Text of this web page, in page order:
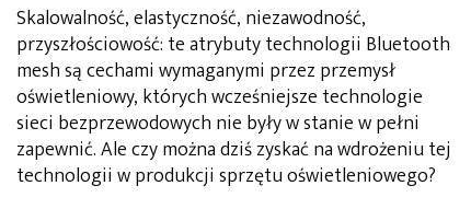
Skalowalność, elastyczność, niezawodność,
przyszłościowość: te atrybuty technologii Bluetooth
mesh są cechami wymaganymi przez przemysł
oświetleniowy, których wcześniejsze technologie
sieci bezprzewodowych nie były w stanie w pełni
zapewnić. Ale czy można dziś zyskać na wdrożeniu tej
technologii w produkcji sprzętu oświetleniowego?